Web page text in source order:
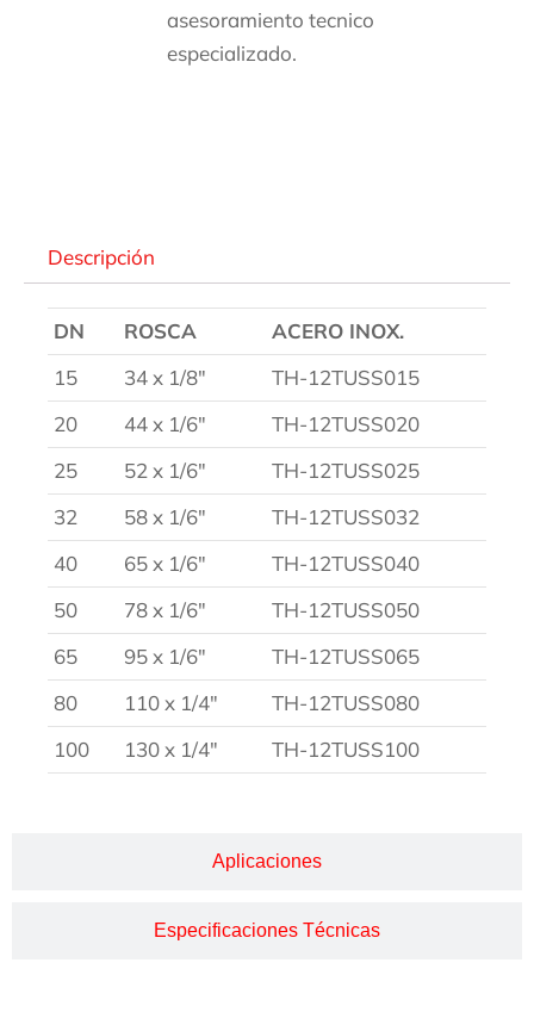
asesoramiento tecnico
especializado.
Aplicaciones
Especificaciones Técnicas
Descripción
DN ROSCA
ACERO INOX.
15
34 x 1/8″
TH-12TUSS015
20
44 x 1/6″
TH-12TUSS020
25
52 x 1/6″
TH-12TUSS025
32
58 x 1/6″
TH-12TUSS032
40
65 x 1/6″
TH-12TUSS040
50
78 x 1/6″
TH-12TUSS050
65
95 x 1/6″
TH-12TUSS065
80
110 x 1/4″
TH-12TUSS080
100
130 x 1/4″ TH-12TUSS100